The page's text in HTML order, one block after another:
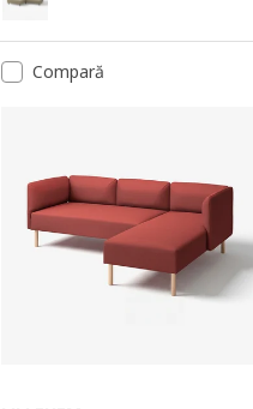
Opțiune: UPPÅKRA, Canapea
Opțiune: UPPÅKRA, Canapea
Opțiune: UPPÅKRA, Canapea
Compară